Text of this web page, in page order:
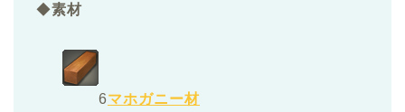
◆素材
6マホガニー材